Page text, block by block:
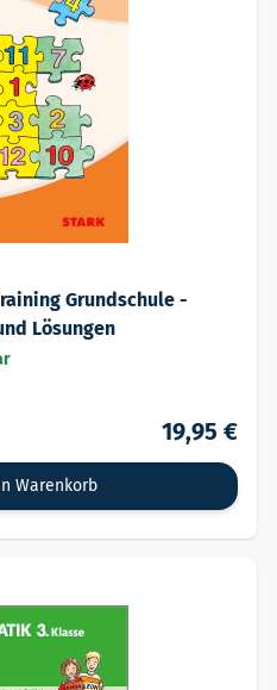
Grundschule -
Lösungen
19,95 €
Warenkorb